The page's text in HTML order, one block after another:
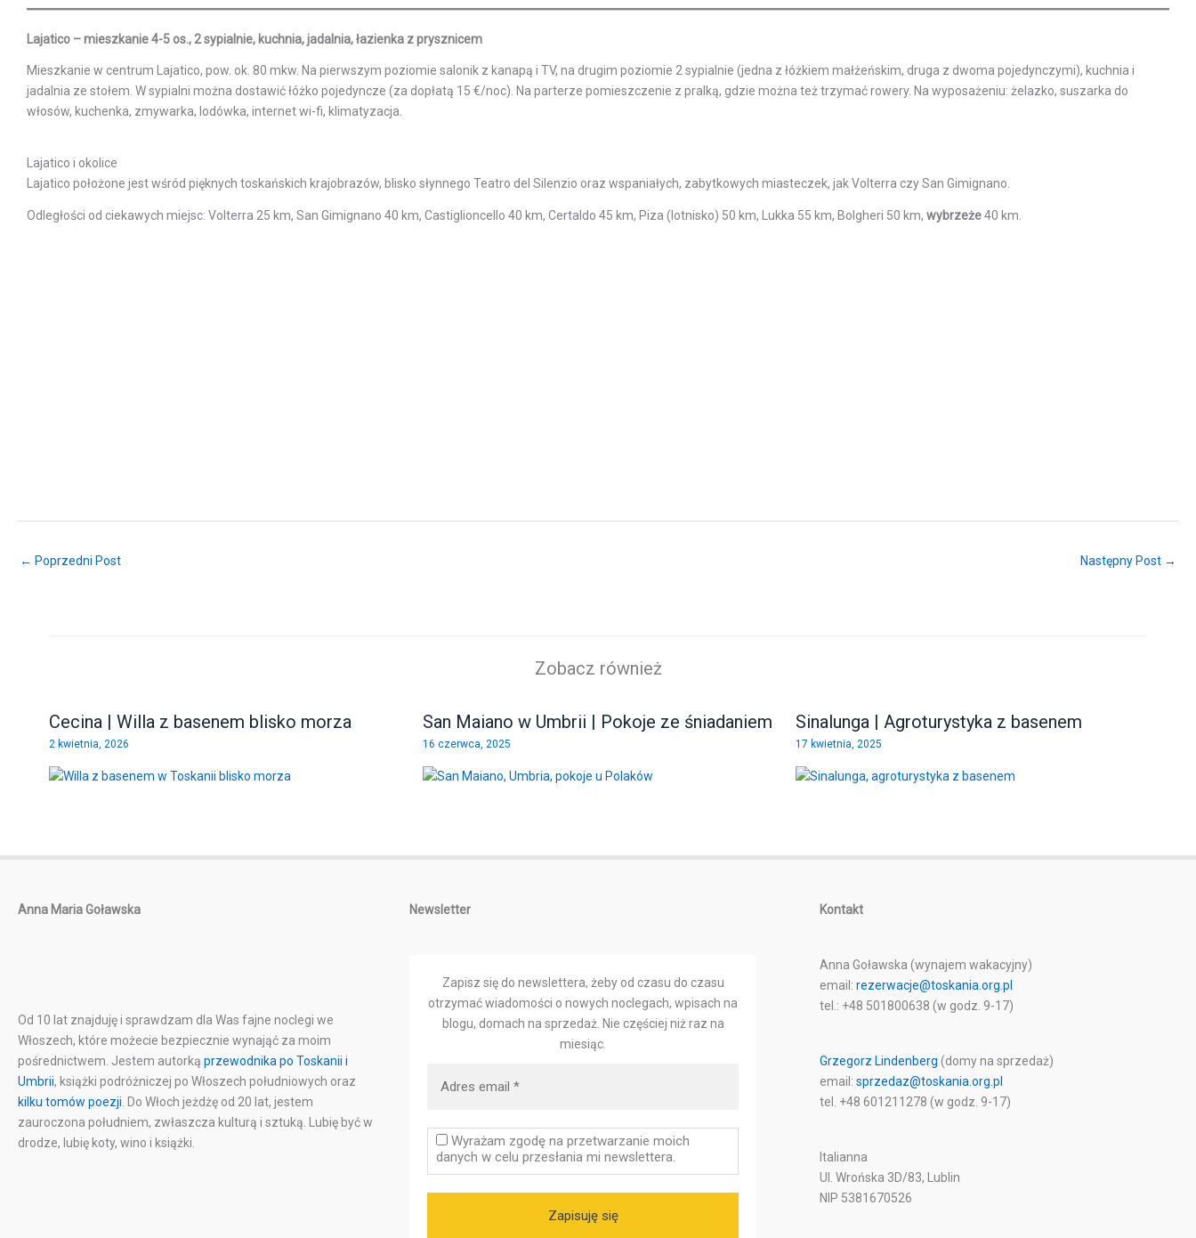
Lajatico – mieszkanie 4-5 os., 2 sypialnie, kuchnia, jadalnia, łazienka z prysznicem
Mieszkanie w centrum Lajatico, pow. ok. 80 mkw. Na pierwszym poziomie salonik z kanapą i TV, na drugim poziomie 2 sypialnie (jedna z łóżkiem małżeńskim, druga z dwoma pojedynczymi), kuchnia i
jadalnia ze stołem. W sypialni można dostawić łóżko pojedyncze (za dopłatą 15 €/noc). Na parterze pomieszczenie z pralką, gdzie można też trzymać rowery. Na wyposażeniu: żelazko, suszarka do
włosów, kuchenka, zmywarka, lodówka, internet wi-fi, klimatyzacja.
Lajatico i okolice
Lajatico położone jest wśród pięknych toskańskich krajobrazów, blisko słynnego Teatro del Silenzio oraz wspaniałych, zabytkowych miasteczek, jak Volterra czy San Gimignano.
Odległości od ciekawych miejsc: Volterra 25 km, San Gimignano 40 km, Castiglioncello 40 km, Certaldo 45 km, Piza (lotnisko) 50 km, Lukka 55 km, Bolgheri 50 km, wybrzeże40 km.
← Poprzedni Post Następny Post →
Zobacz również
Cecina | Willa z basenem blisko morza
2 kwietnia, 2026
San Maiano w Umbrii | Pokoje ze śniadaniem
16 czerwca, 2025
Sinalunga | Agroturystyka z basenem
17 kwietnia, 2025
Anna Maria Goławska
Od 10 lat znajduję i sprawdzam dla Was fajne noclegi we
Włoszech, które możecie bezpiecznie wynająć za moim
pośrednictwem. Jestem autorką przewodnika po Toskanii i
Umbrii, książki podróżniczej po Włoszech południowych oraz
kilku tomów poezji . Do Włoch jeżdżę od 20 lat, jestem
zauroczona południem, zwłaszcza kulturą i sztuką. Lubię być w
drodze, lubię koty, wino i książki.
Newsletter
Zapisz się do newslettera, żeby od czasu do czasu
otrzymać wiadomości o nowych noclegach, wpisach na
blogu, domach na sprzedaż. Nie częściej niż raz na
miesiąc.
Wyrażam zgodę na przetwarzanie moich
danych w celu przesłania mi newslettera.
Kontakt
Anna Goławska (wynajem wakacyjny)
email: rezerwacje@toskania.org.pl
tel.: +48 501800638 (w godz. 9-17)
Grzegorz Lindenberg (domy na sprzedaż)
email: sprzedaz@toskania.org.pl
tel. +48 601211278 (w godz. 9-17)
Italianna
Ul. Wrońska 3D/83, Lublin
NIP 5381670526